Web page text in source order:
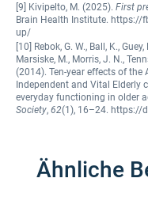
[9] Kivipelto, M. (2025). First
Brain Health Institute. https://
up/
[10] Rebok, G. W., Ball, K.,
Marsiske, M., Morris, J. N.,
(2014). Ten-year effects of
Independent and Vital Elderly
everyday functioning in older
Society, 62(1), 16–24. https://
Ähnliche